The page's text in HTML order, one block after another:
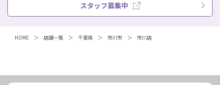
スタッフ募集中
HOME 店舗一覧 千葉県 市川市 市川店